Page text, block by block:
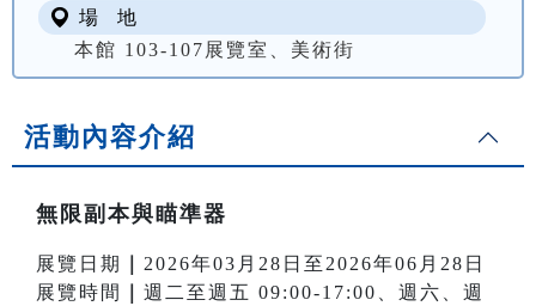
場 地
本館 103-107展覽室、美術街
活動內容介紹
無限副本與瞄準器
展覽日期
2026年03月28日至2026年06月28日
展覽時間
週二至週五 09:00-17:00、週六、週